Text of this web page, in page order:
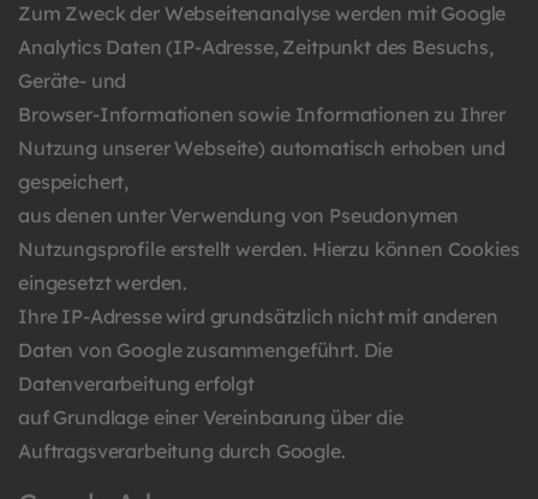
Zum Zweck der Webseitenanalyse werden mit Google
Analytics Daten (IP-Adresse, Zeitpunkt des Besuchs,
Geräte- und
Browser-Informationen sowie Informationen zu Ihrer
Nutzung unserer Webseite) automatisch erhoben und
gespeichert,
aus denen unter Verwendung von Pseudonymen
Nutzungsprofile erstellt werden. Hierzu können Cookies
eingesetzt werden.
Ihre IP-Adresse wird grundsätzlich nicht mit anderen
Daten von Google zusammengeführt. Die
Datenverarbeitung erfolgt
auf Grundlage einer Vereinbarung über die
Auftragsverarbeitung durch Google.